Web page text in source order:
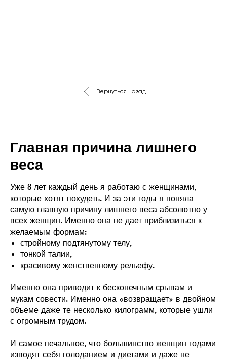
Вернуться назад
Главная причина лишнего
веса
Уже 8 лет каждый день я работаю с женщинами,
которые хотят похудеть. И за эти годы я поняла
самую главную причину лишнего веса абсолютно у
всех женщин. Именно она не дает приблизиться к
желаемым формам:
стройному подтянутому телу,
тонкой талии,
красивому женственному рельефу.
Именно она приводит к бесконечным срывам и
мукам совести. Именно она «возвращает» в двойном
объеме даже те несколько килограмм, которые ушли
с огромным трудом.
И самое печальное, что большинство женщин годами
изводят себя голоданием и диетами и даже не